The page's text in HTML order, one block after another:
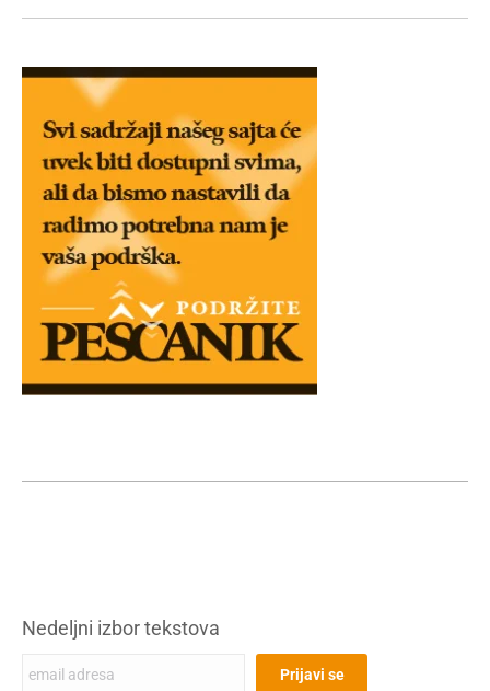
Nedeljni izbor tekstova